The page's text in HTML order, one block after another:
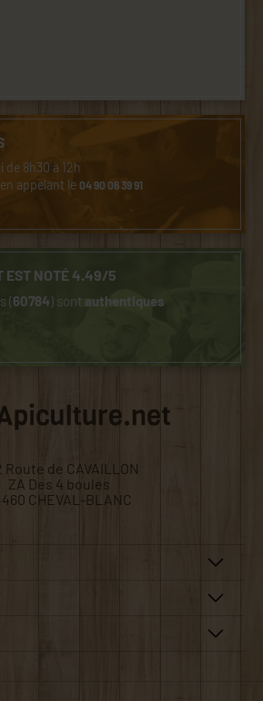
8h30 à 12h
en appelant le04 90 06 39 91
EST NOTÉ 4.49/5
(60784) sontauthentiques
Route de CAVAILLON
ZA Des 4 boules
CHEVAL-BLANC